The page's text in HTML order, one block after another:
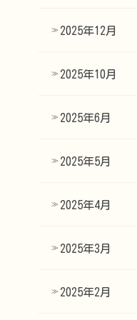
2025年12月
2025年10月
2025年6月
2025年5月
2025年4月
2025年3月
2025年2月